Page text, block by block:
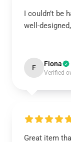
I couldn’t be
well-
F Fiona
Verified
Great item